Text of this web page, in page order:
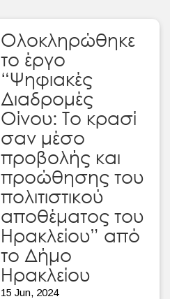
Ολοκληρώθηκε
το έργο
“Ψηφιακές
Διαδρομές
Οίνου: Το κρασί
σαν μέσο
προβολής και
προώθησης του
πολιτιστικού
αποθέματος του
Ηρακλείου” από
το Δήμο
Ηρακλείου
15 Jun, 2024